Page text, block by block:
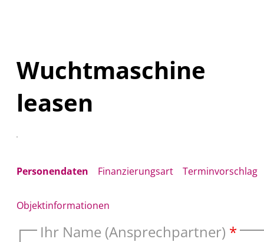
Wuchtmaschine
leasen
Personendaten Finanzierungsart Terminvorschlag
Objektinformationen
Ihr Name (Ansprechpartner) *